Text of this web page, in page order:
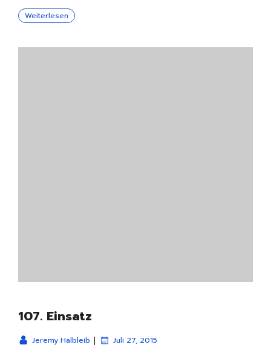
Weiterlesen
107. Einsatz
Jeremy Halbleib | Juli 27, 2015